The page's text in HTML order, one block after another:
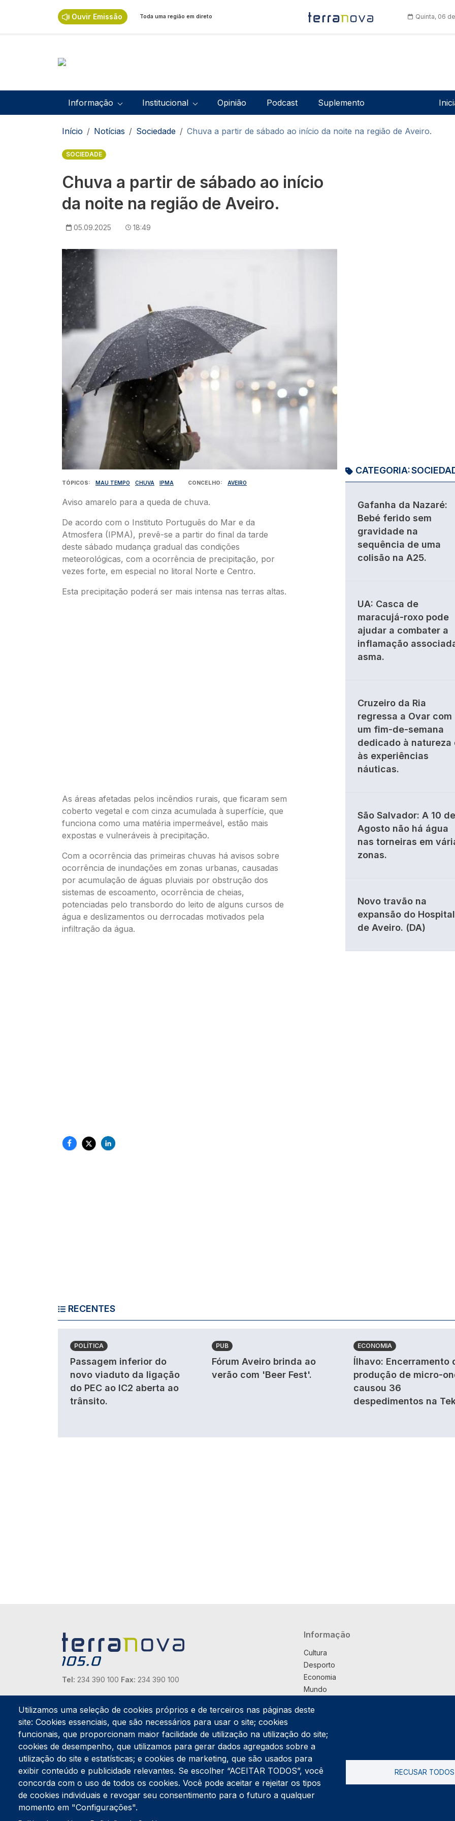
Ouvir Emissão Toda uma região em direto Quinta, 06
Navegação principal
Informação Institucional Opinião Podcast Suplemento
Navegação estrutural
Início Notícias Sociedade Chuva a partir de sábado ao início da noite na região de Aveiro.
SOCIEDADE
Chuva a partir de sábado ao início
da noite na região de Aveiro.
05.09.2025 18:49
Imagem
TÓPICOS MAU TEMPO CHUVA IPMA CONCELHO AVEIRO
Aviso amarelo para a queda de chuva.
De acordo com o Instituto Português do Mar e da
Atmosfera (IPMA), prevê-se a partir do final da tarde
deste sábado mudança gradual das condições
meteorológicas, com a ocorrência de precipitação, por
vezes forte, em especial no litoral Norte e Centro.
Esta precipitação poderá ser mais intensa nas terras altas.
As áreas afetadas pelos incêndios rurais, que ficaram sem
coberto vegetal e com cinza acumulada à superfície, que
funciona como uma matéria impermeável, estão mais
expostas e vulneráveis à precipitação.
Com a ocorrência das primeiras chuvas há avisos sobre
ocorrência de inundações em zonas urbanas, causadas
por acumulação de águas pluviais por obstrução dos
sistemas de escoamento, ocorrência de cheias,
potenciadas pelo transbordo do leito de alguns cursos de
água e deslizamentos ou derrocadas motivados pela
infiltração da água.
CATEGORIA:
Gafanha da Nazaré:
Bebé ferido sem
gravidade na
sequência de uma
colisão na A25.
UA: Casca de
maracujá-roxo pode
ajudar a combater a
inflamação
asma.
Cruzeiro da Ria
regressa a Ovar com
um fim-de-semana
dedicado à natureza
às experiências
náuticas.
São Salvador: A 10 de
Agosto não há água
nas torneiras em
zonas.
Novo travão na
expansão do Hospital
de Aveiro. (DA)
RECENTES
POLÍTICA
Passagem inferior do
novo viaduto da ligação
do PEC ao IC2 aberta ao
trânsito.
PUB
Fórum Aveiro brinda ao
verão com 'Beer Fest'.
ECONOMIA
Ílhavo: Encerramento
produção de micro-
causou 36
despedimentos na
Tel: 234 390 100 Fax: 234 390 100
Endereço Postal
Apartado 42
Rua Gil Eanes 31
3834-908 Gafanha da Nazaré
Estúdios
Rua Prior Guerra
Edifício do Centro Cultural da Gafanha da Nazaré
3830-556 Gafanha da Nazaré
Navegação principal
Informação
Cultura
Desporto
Economia
Mundo
País
Praça
Pub
Saúde
Sociedade
Rodapé
Utilizamos uma seleção de cookies próprios e de terceiros nas páginas deste
site: Cookies essenciais, que são necessários para usar o site; cookies
funcionais, que proporcionam maior facilidade de utilização na utilização do site;
cookies de desempenho, que utilizamos para gerar dados agregados sobre a
utilização do site e estatísticas; e cookies de marketing, que são usados para
exibir conteúdo e publicidade relevantes. Se escolher “ACEITAR TODOS”, você
concorda com o uso de todos os cookies. Você pode aceitar e rejeitar os tipos
de cookies individuais e revogar seu consentimento para o futuro a qualquer
momento em "Configurações".
RECUSAR TODOS